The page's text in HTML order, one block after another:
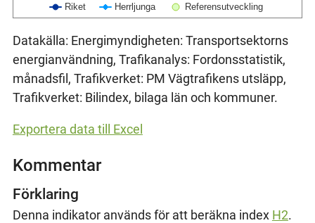
Riket Herrljunga Referensutveckling
Datakälla: Energimyndigheten: Transportsektorns
energianvändning, Trafikanalys: Fordonsstatistik,
månadsfil, Trafikverket: PM Vägtrafikens utsläpp,
Trafikverket: Bilindex, bilaga län och kommuner.
Exportera data till Excel
Kommentar
Förklaring
Denna indikator används för att beräkna index H2.